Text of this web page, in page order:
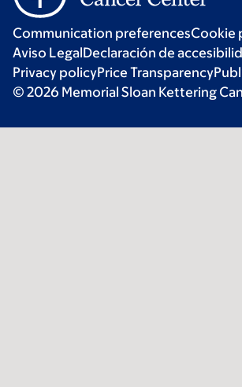
Communication preferencesCookie
Aviso LegalDeclaración de
Privacy policyPrice Transparency
© 2026 Memorial Sloan Kettering